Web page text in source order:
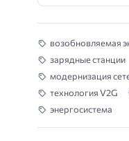
возобновляемая
зарядные станции
модернизация
технология V2G
энергосистема